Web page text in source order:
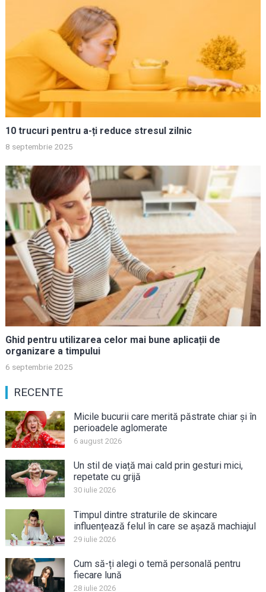
10 trucuri pentru a-ți reduce stresul zilnic
8 septembrie 2025
Ghid pentru utilizarea celor mai bune aplicații de
organizare a timpului
6 septembrie 2025
RECENTE
Micile bucurii care merită păstrate chiar și în
perioadele aglomerate
6 august 2026
Un stil de viață mai cald prin gesturi mici,
repetate cu grijă
30 iulie 2026
Timpul dintre straturile de skincare
influențează felul în care se așază machiajul
29 iulie 2026
Cum să-ți alegi o temă personală pentru
fiecare lună
28 iulie 2026